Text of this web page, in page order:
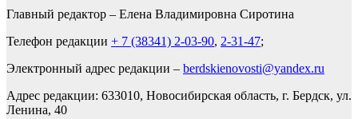
Главный редактор – Елена Владимировна Сиротина
Телефон редакции + 7 (38341) 2-03-90, 2-31-47;
Электронный адрес редакции – berdskienovosti@yandex.ru
Адрес редакции: 633010, Новосибирская область, г. Бердск, ул.
Ленина, 40